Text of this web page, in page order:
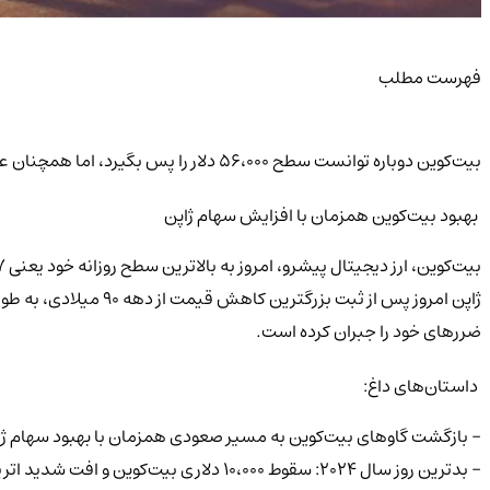
فهرست مطلب
بیت‌کوین دوباره توانست سطح ۵۶،۰۰۰ دلار را پس بگیرد، اما همچنان عدم قطعیت‌هایی وجود دارد.
بهبود بیت‌کوین همزمان با افزایش سهام ژاپن
ضررهای خود را جبران کرده است.
داستان‌های داغ:
- بازگشت گاوهای بیت‌کوین به مسیر صعودی همزمان با بهبود سهام
- بدترین روز سال ۲۰۲۴: سقوط ۱۰،۰۰۰ دلاری بیت‌کوین و افت شدید اتریوم و شیبا اینو